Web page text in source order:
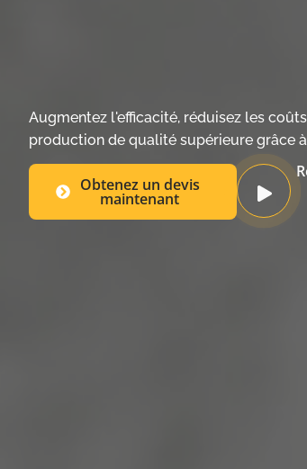
Augmentez l'efficacité, réduisez les
production de qualité supérieure grâce
Obtenez un devis
maintenant